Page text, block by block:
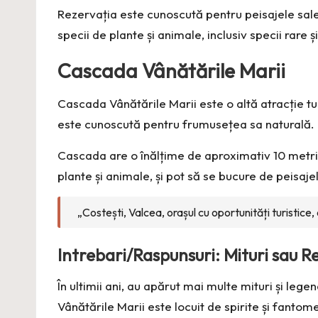
Rezervația este cunoscută pentru peisajele
specii de plante și animale, inclusiv specii rare
Cascada Vânătările Marii
Cascada Vânătările Marii este o altă atracție
este cunoscută pentru frumusețea sa naturală.
Cascada are o înălțime de aproximativ 10
plante și animale, și pot să se bucure de
„Costești, Valcea, orașul cu oportunități
Intrebari/Raspunsuri: Mituri sau
În ultimii ani, au apărut mai multe mituri și
Vânătările Marii este locuit de spirite și